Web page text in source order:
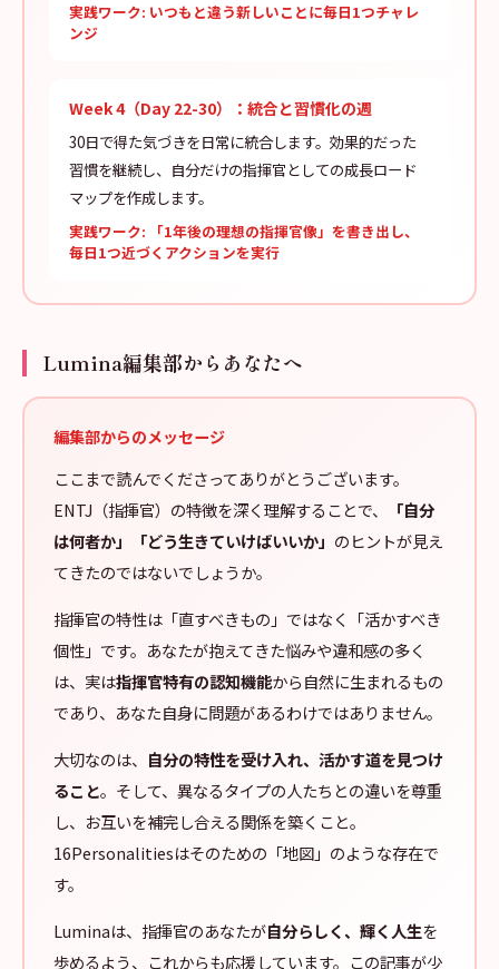
実践ワーク: いつもと違う新しいことに毎日1つチャレ
ンジ
Week 4（Day 22-30）：統合と習慣化の週
30日で得た気づきを日常に統合します。効果的だった
習慣を継続し、自分だけの指揮官としての成長ロード
マップを作成します。
実践ワーク: 「1年後の理想の指揮官像」を書き出し、
毎日1つ近づくアクションを実行
Lumina編集部からあなたへ
編集部からのメッセージ
ここまで読んでくださってありがとうございます。
ENTJ（指揮官）の特徴を深く理解することで、
「自分
は何者か」「どう生きていけばいいか」 のヒントが見え
てきたのではないでしょうか。
指揮官の特性は「直すべきもの」ではなく「活かすべき
個性」です。あなたが抱えてきた悩みや違和感の多く
は、実は指揮官特有の認知機能から自然に生まれるもの
であり、あなた自身に問題があるわけではありません。
大切なのは、 自分の特性を受け入れ、活かす道を見つけ
ること。そして、異なるタイプの人たちとの違いを尊重
し、お互いを補完し合える関係を築くこと。
16Personalitiesはそのための「地図」のような存在で
す。
Luminaは、指揮官のあなたが自分らしく、輝く人生を
歩めるよう、これからも応援しています。この記事が少